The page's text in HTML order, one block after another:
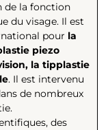
de la fonction
du visage. Il est
pour la
piezo
la tipplastie
. Il est intervenu
de nombreux
des